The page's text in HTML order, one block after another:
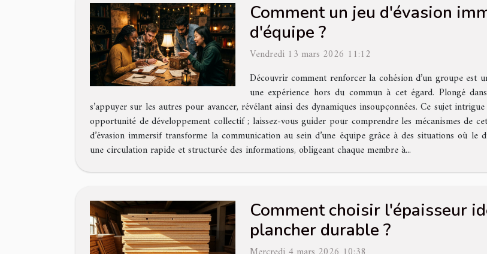
Comment un jeu d'évasion
d'équipe ?
Vendredi 13 mars 2026 11:12
Découvrir comment renforcer la cohésion d’un groupe est
une expérience hors du commun à cet égard. Plongé
s’appuyer sur les autres pour avancer, révélant ainsi des dynamiques insoupçonnées. Ce sujet
opportunité de développement collectif ; laissez-vous guider pour comprendre les mécanismes de
d’évasion immersif transforme la communication au sein d’une équipe grâce à des situations où le
une circulation rapide et structurée des informations, obligeant chaque membre à...
Comment choisir l'épaisseur
plancher durable ?